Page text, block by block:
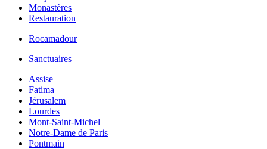
Monastères
Restauration
Rocamadour
Sanctuaires
Assise
Fatima
Jérusalem
Lourdes
Mont-Saint-Michel
Notre-Dame de Paris
Pontmain